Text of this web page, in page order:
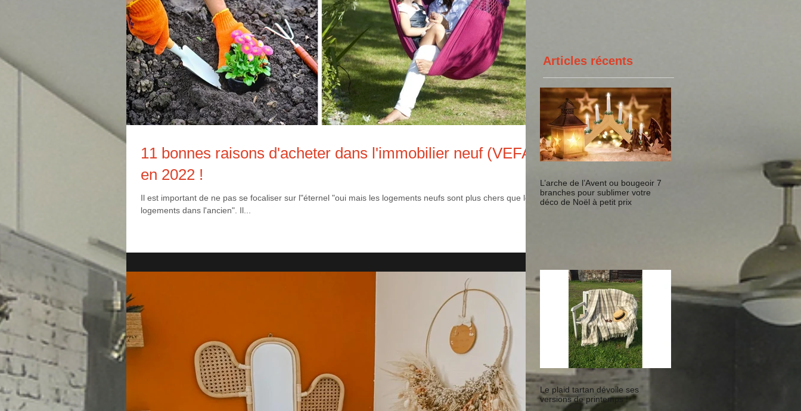
11 bonnes raisons d'acheter dans l'immobilier neuf (VEFA)
en 2022 !
Il est important de ne pas se focaliser sur l"éternel "oui mais les logements neufs sont plus chers que les
logements dans l'ancien". Il...
Articles récents
L’arche de l’Avent ou bougeoir 7
branches pour sublimer votre
déco de Noël à petit prix
Le plaid tartan dévoile ses
versions de printemps !